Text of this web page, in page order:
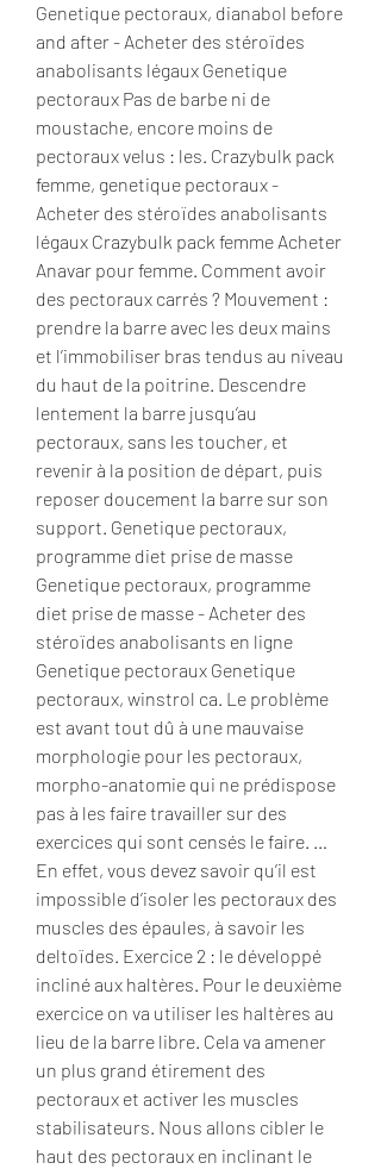
Genetique pectoraux, dianabol before
and after - Acheter des stéroïdes
anabolisants légaux Genetique
pectoraux Pas de barbe ni de
moustache, encore moins de
pectoraux velus : les. Crazybulk pack
femme, genetique pectoraux -
Acheter des stéroïdes anabolisants
légaux Crazybulk pack femme Acheter
Anavar pour femme. Comment avoir
des pectoraux carrés ? Mouvement :
prendre la barre avec les deux mains
et l’immobiliser bras tendus au niveau
du haut de la poitrine. Descendre
lentement la barre jusqu’au
pectoraux, sans les toucher, et
revenir à la position de départ, puis
reposer doucement la barre sur son
support. Genetique pectoraux,
programme diet prise de masse
Genetique pectoraux, programme
diet prise de masse - Acheter des
stéroïdes anabolisants en ligne
Genetique pectoraux Genetique
pectoraux, winstrol ca. Le problème
est avant tout dû à une mauvaise
morphologie pour les pectoraux,
morpho-anatomie qui ne prédispose
pas à les faire travailler sur des
exercices qui sont censés le faire. …
En effet, vous devez savoir qu’il est
impossible d’isoler les pectoraux des
muscles des épaules, à savoir les
deltoïdes. Exercice 2 : le développé
incliné aux haltères. Pour le deuxième
exercice on va utiliser les haltères au
lieu de la barre libre. Cela va amener
un plus grand étirement des
pectoraux et activer les muscles
stabilisateurs. Nous allons cibler le
haut des pectoraux en inclinant le